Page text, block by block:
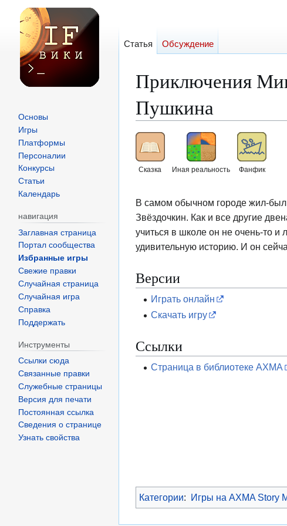
Приключения
Пушкина
Перейти
навигации
Перейти
поиску
Сказка Иная реальность Фанфик
В самом обычном городе жил-
Звёздочкин. Как и все другие
учиться в школе он не очень-то
удивительную историю. И он
Версии
Играть онлайн
Скачать игру
Ссылки
Страница в библиотеке AXMA
Категории: Игры на AXMA Story
Статья Обсуждение
Основы
Игры
Платформы
Персоналии
Конкурсы
Статьи
Календарь
навигация
Заглавная страница
Портал сообщества
Избранные игры
Свежие правки
Случайная страница
Случайная игра
Справка
Поддержать
Инструменты
Ссылки сюда
Связанные правки
Служебные страницы
Версия для печати
Постоянная ссылка
Сведения о странице
Узнать свойства